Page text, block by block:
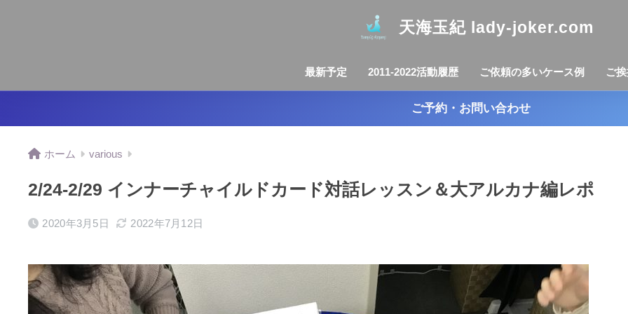
天海玉紀 lady-joker.com
最新予定 2011-2022活動履歴 ご依頼の多いケース例 ご
ご予約・お問い合わせ
ホーム various
2/24-2/29 インナーチャイルドカード対話レッスン＆大アルカナ編レポ
2020年3月5日 2022年7月12日